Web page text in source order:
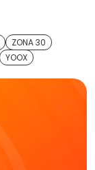
ZONA 30
YOOX